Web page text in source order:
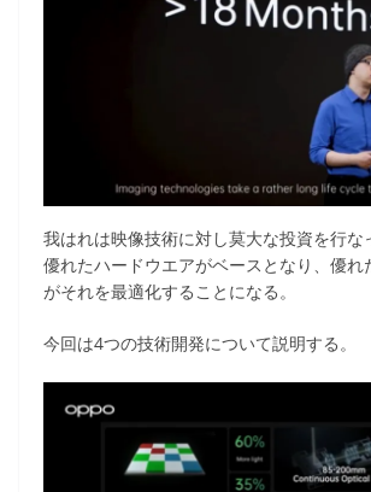
我はれは映像技術に対し莫大な投資を行な
優れたハードウエアがベースとなり、優れ
がそれを最適化することになる。
今回は4つの技術開発について説明する。